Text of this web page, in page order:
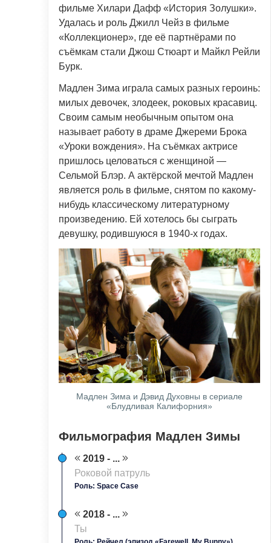
фильме Хилари Дафф «История Золушки».
Удалась и роль Джилл Чейз в фильме
«Коллекционер», где её партнёрами по
съёмкам стали Джош Стюарт и Майкл Рейли
Бурк.
Мадлен Зима играла самых разных героинь:
милых девочек, злодеек, роковых красавиц.
Своим самым необычным опытом она
называет работу в драме Джереми Брока
«Уроки вождения». На съёмках актрисе
пришлось целоваться с женщиной —
Сельмой Блэр. А актёрской мечтой Мадлен
является роль в фильме, снятом по какому-
нибудь классическому литературному
произведению. Ей хотелось бы сыграть
девушку, родившуюся в 1940-х годах.
Мадлен Зима и Дэвид Духовны в сериале
«Блудливая Калифорния»
Фильмография Мадлен Зимы
2019 - ...
Роковой патруль
Роль: Space Case
2018 - ...
Ты